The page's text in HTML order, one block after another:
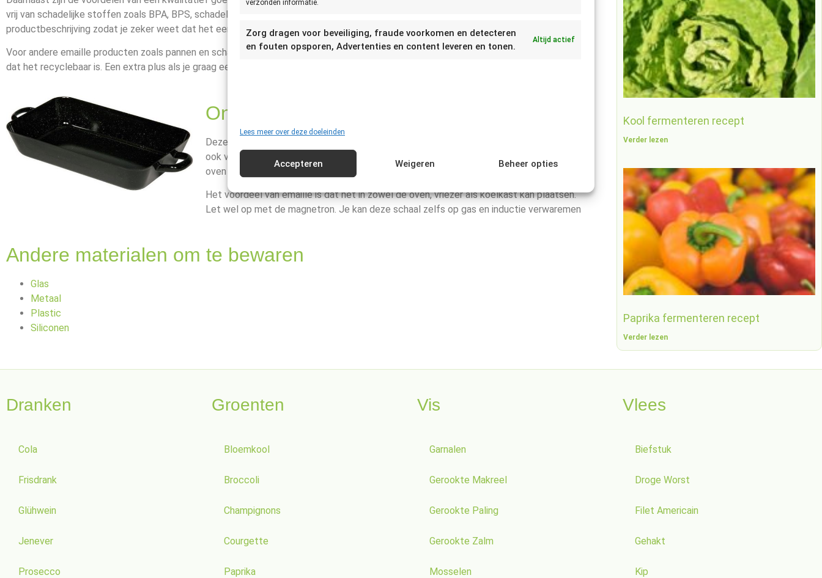
verzonden informatie.
Zorg dragen voor beveiliging, fraude voorkomen en detecteren
en fouten opsporen, Advertenties en content leveren en tonen.
Altijd actief
Lees meer over deze doeleinden
Accepteren Weigeren Beheer opties
vrij van schadelijke stoffen zoals BPA, BPS, schadelijke weekmakers, formaldehyde, PVC en zware metalen.
productbeschrijving zodat je zeker weet dat het een kwaliteitsproduct is dat geen schadelijke stoffen bevat.
Voor andere emaille producten zoals pannen en schalen wordt het merkRiess vaak aangeraden. Kwaliteit betekent daarnaast vaak ook
dat het recyclebaar is. Een extra plus als je graag een duurzame keuze wilt maken.
Onze keus: Riess ovenschaal
Deze
ook vooraf klaarmaken en in de schaal bewaren. Je maakt het dan af door de schaal in de
oven te plaatsen.
Het voordeel van emaille is dat het in zowel de oven, vriezer als koelkast kan plaatsen.
Let wel op met de magnetron. Je kan deze schaal zelfs op gas en inductie verwaremen
Andere materialen om te bewaren
Glas
Metaal
Plastic
Siliconen
Kool fermenteren recept
Verder lezen
Paprika fermenteren recept
Verder lezen
Dranken
Cola
Frisdrank
Glühwein
Jenever
Prosecco
Groenten
Bloemkool
Broccoli
Champignons
Courgette
Paprika
Vis
Garnalen
Gerookte Makreel
Gerookte Paling
Gerookte Zalm
Mosselen
Vlees
Biefstuk
Droge Worst
Filet Americain
Gehakt
Kip